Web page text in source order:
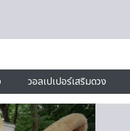
วอลเปเปอร์เสริมดวง